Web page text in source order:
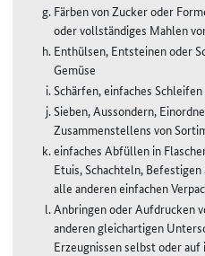
Färben von Zucker oder
oder vollständiges Mahlen
Enthülsen, Entsteinen oder
Gemüse
Schärfen, einfaches
Sieben, Aussondern,
Zusammenstellens von
einfaches Abfüllen in
Etuis, Schachteln,
alle anderen einfachen
Anbringen oder Aufdrucken
anderen gleichartigen
Erzeugnissen selbst oder